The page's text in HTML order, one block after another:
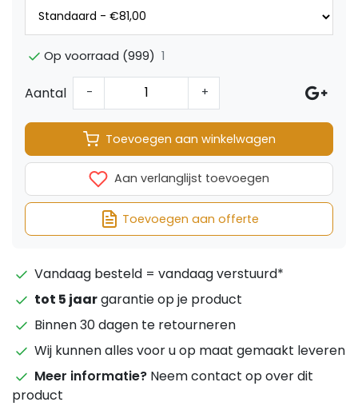
Op voorraad (999) 1
Aantal - +
Toevoegen aan winkelwagen
Aan verlanglijst toevoegen
Toevoegen aan offerte
Vandaag besteld = vandaag verstuurd*
tot 5 jaargarantie op je product
Binnen 30 dagen te retourneren
Wij kunnen alles voor u op maat gemaakt leveren
Meer informatie? Neem contact op over dit
product